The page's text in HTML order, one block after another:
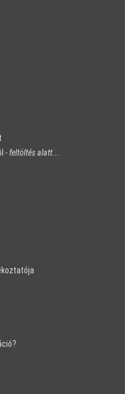
- feltöltés alatt...